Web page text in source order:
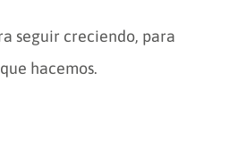
seguir creciendo, para
hacemos.